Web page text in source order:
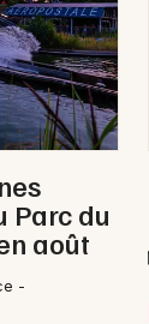
Parc du
août
-